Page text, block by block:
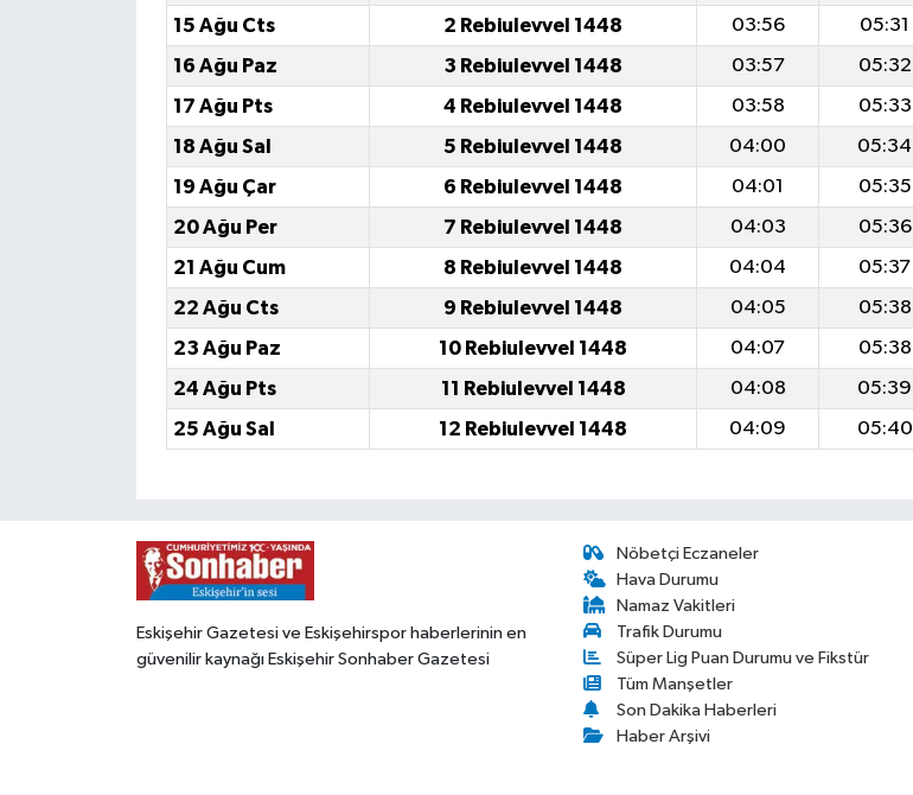
15 Ağu Cts
2 Rebiulevvel 1448 03:56 05:31
16 Ağu Paz
3 Rebiulevvel 1448 03:57 05:32
17 Ağu Pts
4 Rebiulevvel 1448 03:58 05:33
18 Ağu Sal
5 Rebiulevvel 1448 04:00 05:34
19 Ağu Çar
6 Rebiulevvel 1448 04:01 05:35
20 Ağu Per
7 Rebiulevvel 1448 04:03 05:36
21 Ağu Cum
8 Rebiulevvel 1448 04:04 05:37
22 Ağu Cts
9 Rebiulevvel 1448 04:05 05:38
23 Ağu Paz
10 Rebiulevvel 1448 04:07 05:38
24 Ağu Pts
11 Rebiulevvel 1448 04:08 05:39
25 Ağu Sal
12 Rebiulevvel 1448 04:09 05:40
Eskişehir Gazetesi ve Eskişehirspor haberlerinin en
güvenilir kaynağı Eskişehir Sonhaber Gazetesi
Nöbetçi Eczaneler
Hava Durumu
Namaz Vakitleri
Trafik Durumu
Süper Lig Puan Durumu ve Fikstür
Tüm Manşetler
Son Dakika Haberleri
Haber Arşivi